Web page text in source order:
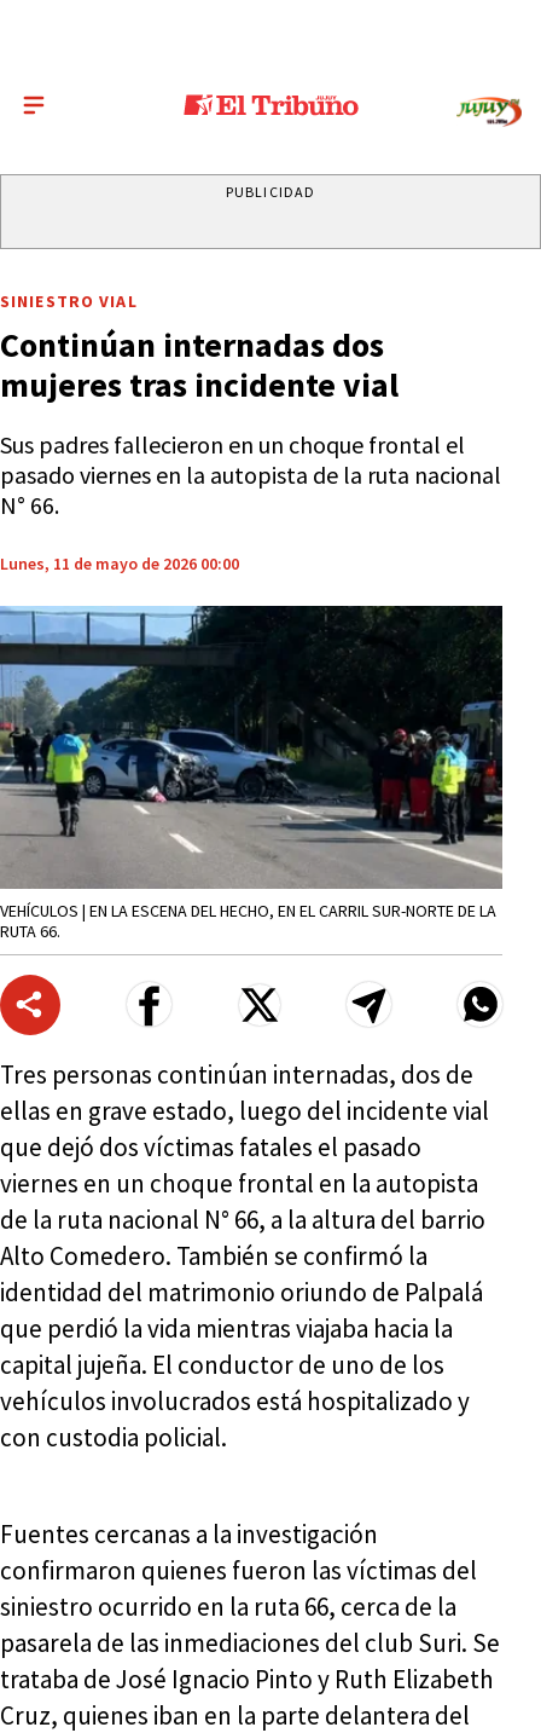
PUBLICIDAD
SINIESTRO VIAL
Continúan internadas dos
mujeres tras incidente vial
Sus padres fallecieron en un choque frontal el
pasado viernes en la autopista de la ruta nacional
N° 66.
Lunes, 11 de mayo de 2026 00:00
VEHÍCULOS | EN LA ESCENA DEL HECHO, EN EL CARRIL SUR-NORTE DE LA
RUTA 66.
Tres personas continúan internadas, dos de
ellas en grave estado, luego del incidente vial
que dejó dos víctimas fatales el pasado
viernes en un choque frontal en la autopista
de la ruta nacional N° 66, a la altura del barrio
Alto Comedero. También se confirmó la
identidad del matrimonio oriundo de Palpalá
que perdió la vida mientras viajaba hacia la
capital jujeña. El conductor de uno de los
vehículos involucrados está hospitalizado y
con custodia policial.
Fuentes cercanas a la investigación
confirmaron quienes fueron las víctimas del
siniestro ocurrido en la ruta 66, cerca de la
pasarela de las inmediaciones del club Suri. Se
trataba de José Ignacio Pinto y Ruth Elizabeth
Cruz, quienes iban en la parte delantera del